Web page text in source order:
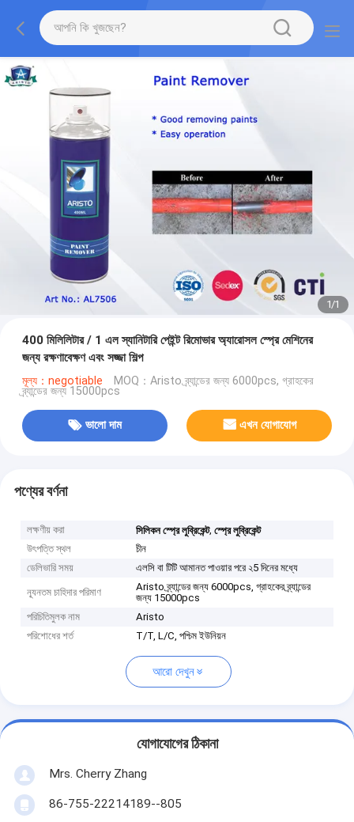
1/1
400 মিলিলিটার / 1 এল স্যানিটারি পেইন্ট রিমোভার অ্যারোসল স্প্রে মেশিনের
জন্য রক্ষণাবেক্ষণ এবং সজ্জা শিল্প
মূল্য：negotiable MOQ：Aristo ব্র্যান্ডের জন্য 6000pcs, গ্রাহকের
ব্র্যান্ডের জন্য 15000pcs
ভালো দাম এখন যোগাযোগ
পণ্যের বর্ণনা
লক্ষণীয় করা সিলিকন স্প্রে লুব্রিকেন্ট,স্প্রে লুব্রিকেন্ট
উৎপত্তি স্থল
চীন
ডেলিভারি সময়
এলসি বা টিটি আমানত পাওয়ার পরে ২5 দিনের মধ্যে
ন্যূনতম চাহিদার পরিমাণ
Aristo ব্র্যান্ডের জন্য 6000pcs, গ্রাহকের ব্র্যান্ডের
জন্য 15000pcs
পরিচিতিমুলক নাম
Aristo
পরিশোধের শর্ত
T/T, L/C, পশ্চিম ইউনিয়ন
আরো দেখুন
যোগাযোগের ঠিকানা
Mrs. Cherry Zhang
86-755-22214189--805